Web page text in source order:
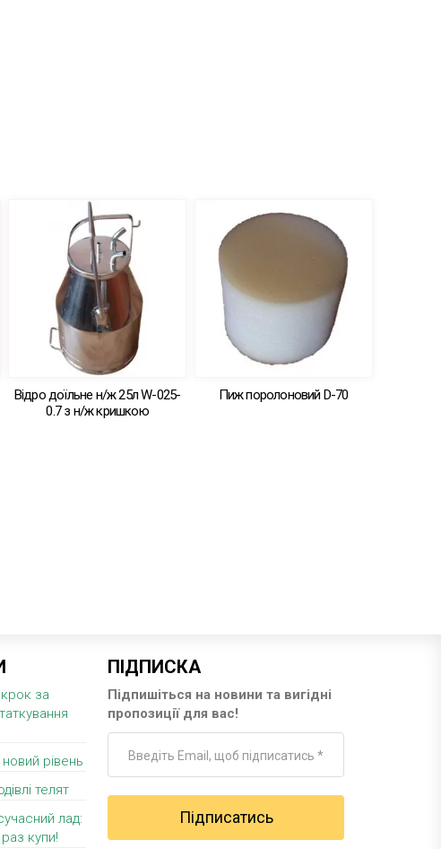
Відро доїльне н/ж 25л W-025-
0.7 з н/ж кришкою
Пиж поролоновий D-70
за
рівень
телят
лад:
купи!
ПІДПИСКА
Підпишіться на новини та вигідні
пропозиції для вас!